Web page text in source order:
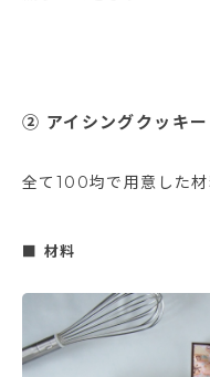
② アイシングクッキー
全て100均で用意した材
■ 材料